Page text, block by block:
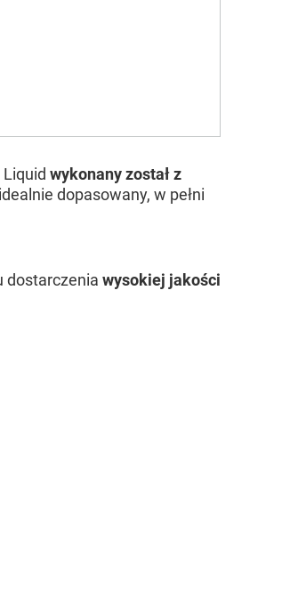
wykonany został z
dopasowany, w pełni
dostarczenia wysokiej jakości